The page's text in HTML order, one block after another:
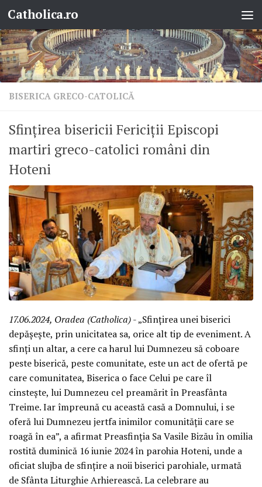
Skip to content
Catholica.ro
BISERICA GRECO-CATOLICĂ
Sfințirea bisericii Fericiții Episcopi
martiri greco-catolici români din
Hoteni
17.06.2024, Oradea (Catholica)- „Sfințirea unei biserici
depășește, prin unicitatea sa, orice alt tip de eveniment. A
sfinți un altar, a cere ca harul lui Dumnezeu să coboare
peste biserică, peste comunitate, este un act de ofertă pe
care comunitatea, Biserica o face Celui pe care îl
cinstește, lui Dumnezeu cel preamărit în Preasfânta
Treime. Iar împreună cu această casă a Domnului, i se
oferă lui Dumnezeu jertfa inimilor comunității care se
roagă în ea”, a afirmat Preasfinția Sa Vasile Bizău în omilia
rostită duminică 16 iunie 2024 în parohia Hoteni, unde a
oficiat slujba de sfințire a noii biserici parohiale, urmată
de Sfânta Liturghie Arhierească. La celebrare au